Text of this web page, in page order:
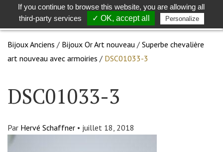
Toggle
search
Bijoux Anciens / Bijoux Or Art nouveau / Superbe chevalière
art nouveau avec armoiries / DSC01033-3
DSC01033-3
Par Hervé Schaffner • juillet 18, 2018
If you continue to browse this website, you are allowing all
third-party services
✓ OK, accept all Personalize